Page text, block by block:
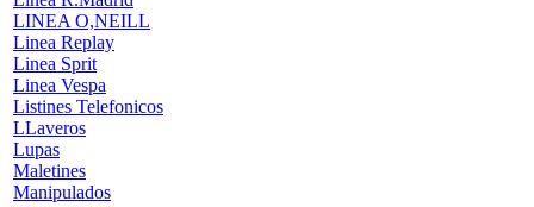
LINEA O,NEILL
Linea Replay
Linea Sprit
Linea Vespa
Listines Telefonicos
LLaveros
Lupas
Maletines
Manipulados